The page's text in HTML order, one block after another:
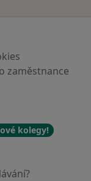
zaměstnance
kolegy!